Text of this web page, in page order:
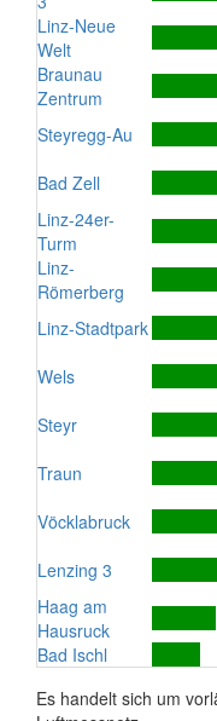
Linz-Neue
Welt
Braunau
Zentrum
Steyregg-Au
Bad Zell
Linz-24er-
Turm
Linz-
Römerberg
Linz-Stadtpark
Wels
Steyr
Traun
Vöcklabruck
Lenzing 3
Haag am
Hausruck
Bad Ischl
Es handelt sich um